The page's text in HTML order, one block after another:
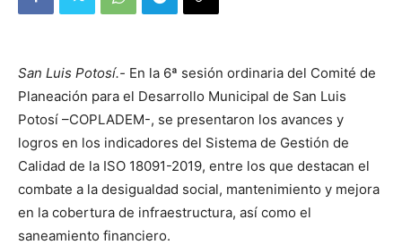
San Luis Potosí.- En la 6ª sesión ordinaria del Comité de
Planeación para el Desarrollo Municipal de San Luis
Potosí –COPLADEM-, se presentaron los avances y
logros en los indicadores del Sistema de Gestión de
Calidad de la ISO 18091-2019, entre los que destacan el
combate a la desigualdad social, mantenimiento y mejora
en la cobertura de infraestructura, así como el
saneamiento financiero.